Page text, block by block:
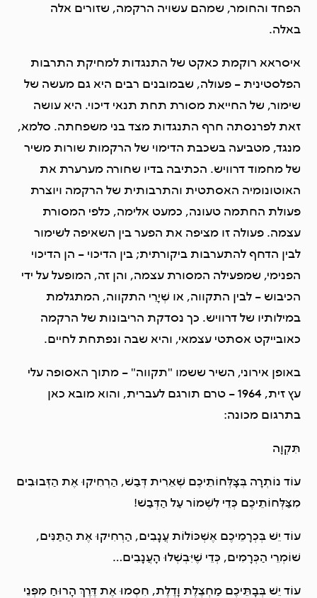
הפחד והחומר, שמהם עשויה הרקמה, שזורים אלה
באלה.
איסראא רוקמת כאקט של התנגדות למחיקת התרבות
הפלסטינית – פעולה, שבמובנים רבים היא גם מעשה של
שימור, של החייאת מסורת תחת תנאי דיכוי. היא עושה
זאת לפרנסתה חרף התנגדות מצד בני משפחתה. סלמא,
מנגד, מטביעה בשכבת הדימוי של הרקמות שורות משיר
של מחמוד דרוויש. הכתיבה בדיו שחורה מערערת את
האוטונומיה האסתטית והתרבותית של הרקמה ויוצרת
פעולת החתמה טעונה, כמעט אלימה, כלפי המסורת
עצמה. פעולה זו מציפה את הפער בין השאיפה לשימור
לבין הדחף להתערבות ביקורתית; בין הדיכוי – הן הדיכוי
הפנימי, שמפעילה המסורת עצמה, והן זה, המופעל על ידי
הכיבוש – לבין התקווה, או שְׁיָרֵי התקווה, המתגלמת
במילותיו של דרוויש. כך נסדקת הריבונות של הרקמה
כאובייקט אסתטי עצמאי, והיא שבה ונפתחת לחיים.
באופן אירוני, השיר ששמו "תקווה" – מתוך האסופה עלי
עץ זית, 1964 – טרם תורגם לעברית, והוא מובא כאן
בתרגום מכונה:
תִּקְוָה
עוֹד נוֹתְרָה בְּצַָּלְּחוֹתֵיכֶם שְׁאֵרִית דְּבַשׁ, הַרְחִיקוּ אֶת הַזְּבוּבִים
מִצַּלְּחוֹתֵיכֶם כְּדֵי לִשְׁמוֹר עַל הַדְּבַשׁ!
עוֹד יֵשׁ בְּכְרָמֵיכֶם אֶשְׁכּוֹלוֹת עֲנָבִים, הַרְחִיקוּ אֶת הַתַּנִּים,
שׁוֹמְרֵי הַכְּרָמִים, כְּדֵי שֶׁיִּבְשְׁלוּ הָעֲנָבִים…
עוֹד יֵשׁ בְּבָתֵּיכֶם מַחְצֶלֶת וָדֶלֶת, חִסְמוּ אֶת דֶּרֶךְ הָרוּחַ מִפְּנֵי